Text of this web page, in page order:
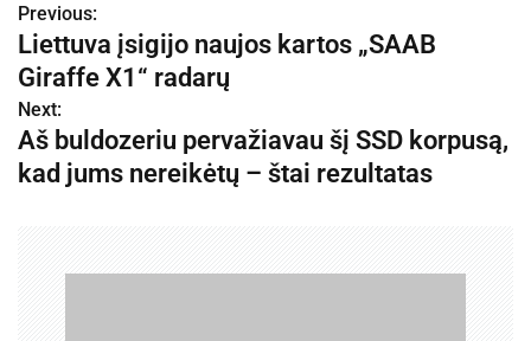
N
a
v
i
Previous:
Liettuva įsigijo naujos kartos „SAAB
Giraffe X1“ radarų
Next:
Aš buldozeriu pervažiavau šį SSD korpusą,
kad jums nereikėtų – štai rezultatas